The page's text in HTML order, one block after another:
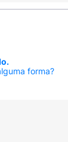
forma?